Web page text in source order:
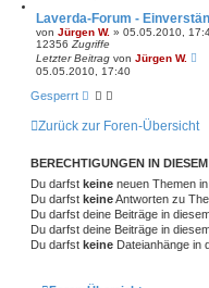
Laverda-Forum -
von Jürgen W. » 05.05.2010,
12356 Zugriffe
Letzter Beitrag von Jürgen W.
05.05.2010, 17:40
Gesperrt
Zurück zur Foren-Übersicht
BERECHTIGUNGEN IN
Du darfst keine neuen Themen
Du darfst keineAntworten zu
Du darfst deine Beiträge in
Du darfst deine Beiträge in
Du darfst keine Dateianhänge in